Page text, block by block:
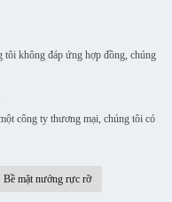
tôi không đáp ứng hợp đồng, chúng
công ty thương mại, chúng tôi có
Bề mặt nướng rực rỡ